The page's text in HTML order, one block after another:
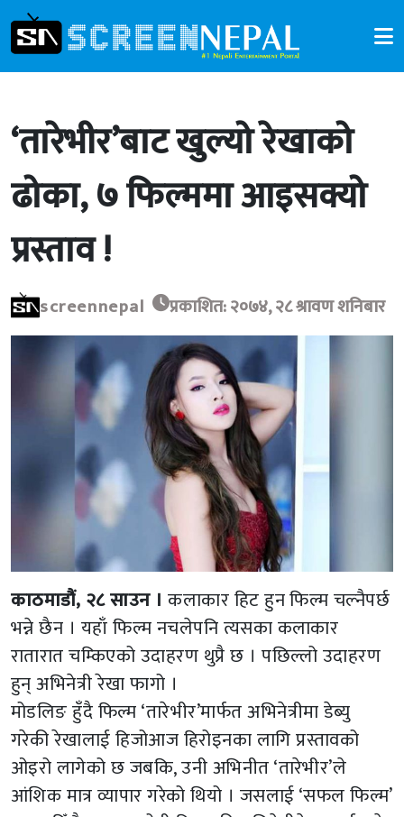
‘तारेभीर’बाट खुल्यो रेखाको
ढोका, ७ फिल्ममा आइसक्यो
प्रस्ताव !
screennepal प्रकाशित: २०७४, २८ श्रावण शनिबार
काठमाडौं, २८ साउन । कलाकार हिट हुन फिल्म चल्नैपर्छ
भन्ने छैन । यहाँ फिल्म नचलेपनि त्यसका कलाकार
रातारात चम्किएको उदाहरण थुप्रै छ । पछिल्लो उदाहरण
हुन् अभिनेत्री रेखा फागो ।
मोडलिङ हुँदै फिल्म ‘तारेभीर’मार्फत अभिनेत्रीमा डेब्यु
गरेकी रेखालाई हिजोआज हिरोइनका लागि प्रस्तावको
ओइरो लागेको छ जबकि, उनी अभिनीत ‘तारेभीर’ले
आंशिक मात्र व्यापार गरेको थियो । जसलाई ‘सफल फिल्म’